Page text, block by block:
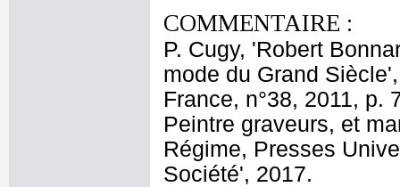
COMMENTAIRE :
P. Cugy, 'Robert
mode du Grand
France, n°38, 2011, p.
Peintre graveurs, et
Régime, Presses
Société', 2017.